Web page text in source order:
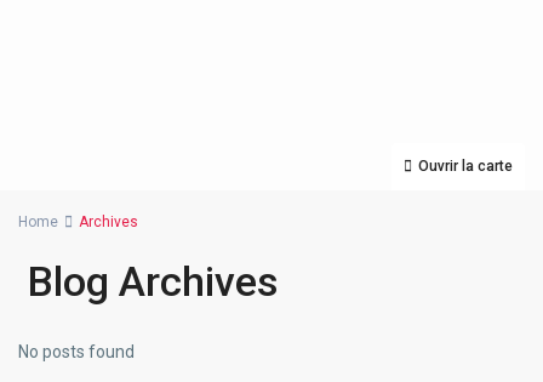
Ouvrir la carte
Home Archives
Blog Archives
No posts found